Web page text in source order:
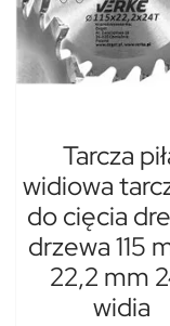
Tarcza
widiowa
do cięcia
drzewa 115
22,2 mm
widia